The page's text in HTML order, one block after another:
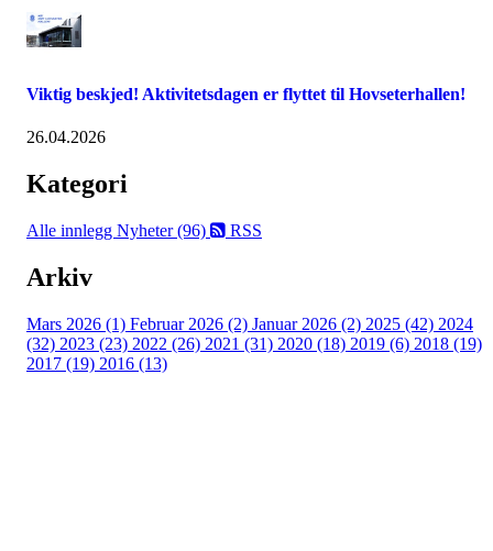
Viktig beskjed! Aktivitetsdagen er flyttet til Hovseterhallen!
26.04.2026
Kategori
Alle innlegg Nyheter (96) RSS
Arkiv
Mars 2026 (1) Februar 2026 (2) Januar 2026 (2) 2025 (42) 2024
(32) 2023 (23) 2022 (26) 2021 (31) 2020 (18) 2019 (6) 2018 (19)
2017 (19) 2016 (13)